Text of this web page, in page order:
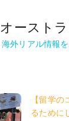
オースト
海外リアル情報
【留学
るために